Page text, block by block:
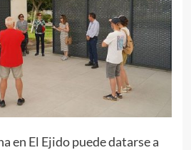
en El Ejido puede datarse a